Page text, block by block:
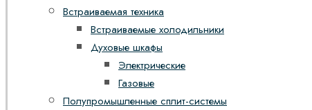
Встраиваемая техника
Встраиваемые холодильники
Духовые шкафы
Электрические
Газовые
Полупромышленные сплит-системы